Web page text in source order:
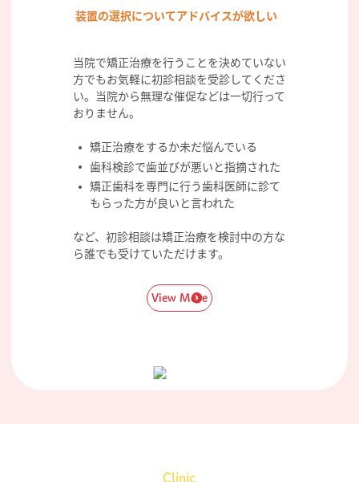
装置の選択についてアドバイスが欲しい
当院で矯正治療を行うことを決めていない
方でもお気軽に初診相談を受診してくださ
い。当院から無理な催促などは一切行って
おりません。
矯正治療をするか未だ悩んでいる
歯科検診で歯並びが悪いと指摘された
矯正歯科を専門に行う歯科医師に診て
もらった方が良いと言われた
など、初診相談は矯正治療を検討中の方な
ら誰でも受けていただけます。
View More
Clinic